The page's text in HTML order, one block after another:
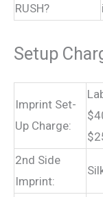
RUSH?
Setup
Imprint Set-
Up Charge:
2nd Side
Imprint: